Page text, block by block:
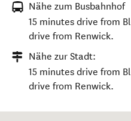
Nähe zum Busbahnhof
15 minutes drive from
drive from Renwick.
Nähe zur Stadt:
15 minutes drive from
drive from Renwick.